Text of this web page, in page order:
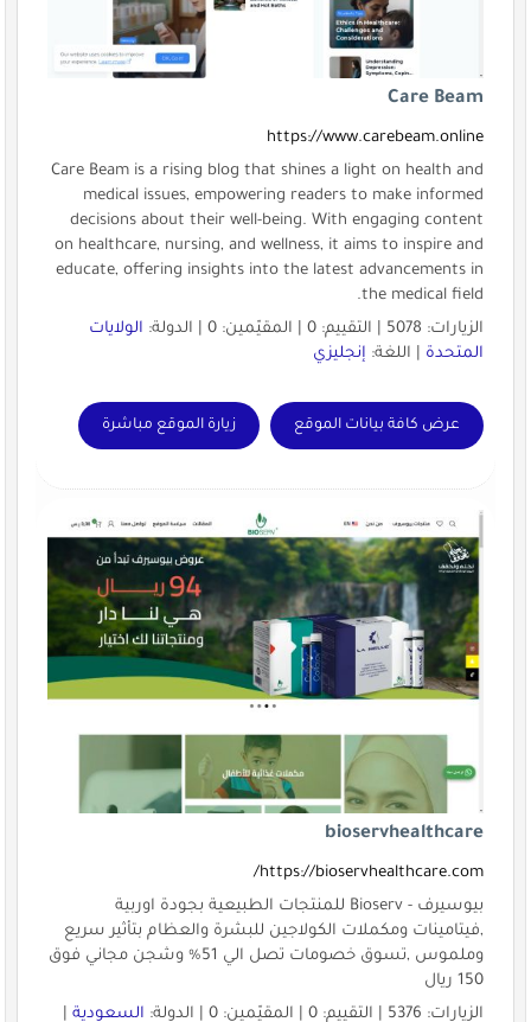
Care Beam
https://www.carebeam.online
Care Beam is a rising blog that shines a light on health and
medical issues, empowering readers to make informed
decisions about their well-being. With engaging content
on healthcare, nursing, and wellness, it aims to inspire and
educate, offering insights into the latest advancements in
the medical field.
الزيارات: 5078 | التقييم: 0 | المقيّمين: 0 | الدولة:
الولايات
المتحدة| اللغة: إنجليزي
عرض كافة بيانات الموقع زيارة الموقع مباشرة
bioservhealthcare
https://bioservhealthcare.com/
بيوسيرف - Bioserv للمنتجات الطبيعية بجودة اوربية
,فيتامينات ومكملات الكولاجين للبشرة والعظام بتأثير سريع
وملموس ,تسوق خصومات تصل الي 51% وشجن مجاني فوق
150 ريال
الزيارات: 5376 | التقييم: 0 | المقيّمين: 0 | الدولة:
السعودية|